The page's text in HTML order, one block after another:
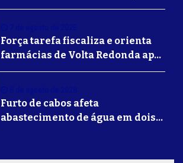
em Volta Redonda
Força tarefa fiscaliza e orienta
farmácias de Volta Redonda após
alerta de falsificação de
Furto de cabos afeta
abastecimento de água em dois